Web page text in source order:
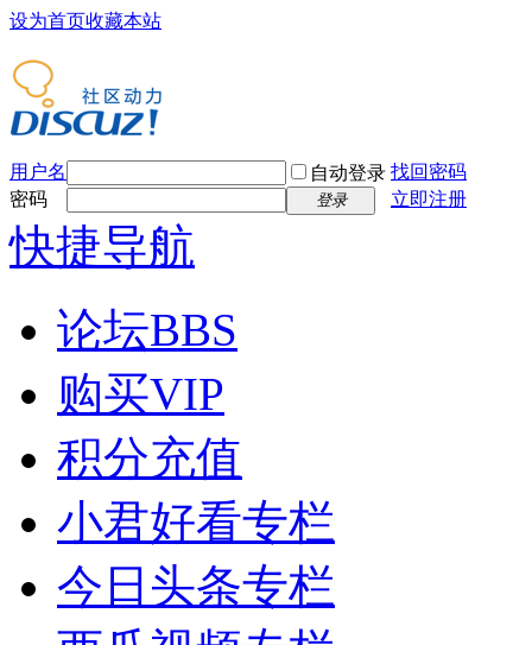
设为首页收藏本站
用户名 自动登录 找回密码
密码
登录 立即注册
快捷导航
论坛BBS
购买VIP
积分充值
小君好看专栏
今日头条专栏